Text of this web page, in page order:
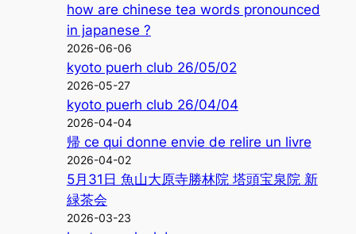
how are chinese tea words pronounced
in japanese ?
2026-06-06
kyoto puerh club 26/05/02
2026-05-27
kyoto puerh club 26/04/04
2026-04-04
帰 ce qui donne envie de relire un livre
2026-04-02
5月31日 魚山大原寺勝林院 塔頭宝泉院 新
緑茶会
2026-03-23